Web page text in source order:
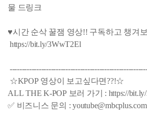
물 드링크
♥시간 순삭 꿀잼 영상!! 구독하고 챙겨
https://bit.ly/3WwT2El
☆KPOP 영상이 보고싶다면??!☆
ALL THE K-POP 보러 가기 : https://bit.ly/
✅ 비즈니스 문의 : youtube@mbcplus.com